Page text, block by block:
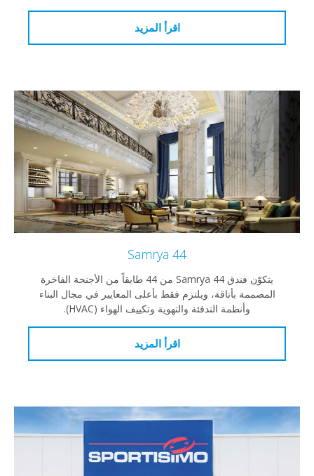
اقرأ المزيد
Samrya 44
يتكوّن فندق Samrya 44 من 44 طابقاً من الأجنحة الفاخرة
المصممة بأناقة، ويلتزم فقط بأعلى المعايير في مجال البناء
وأنظمة التدفئة والتهوية وتكييف الهواء (HVAC).
اقرأ المزيد